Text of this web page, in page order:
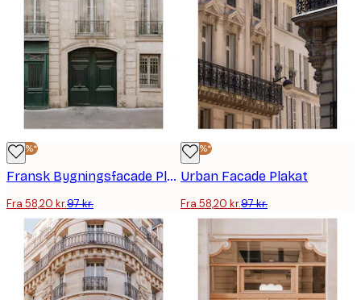
-40%*
Fransk Bygningsfacade Plakat
Fra 58,20 kr.97 kr.
-40%*
Urban Facade Plakat
Fra 58,20 kr.97 kr.